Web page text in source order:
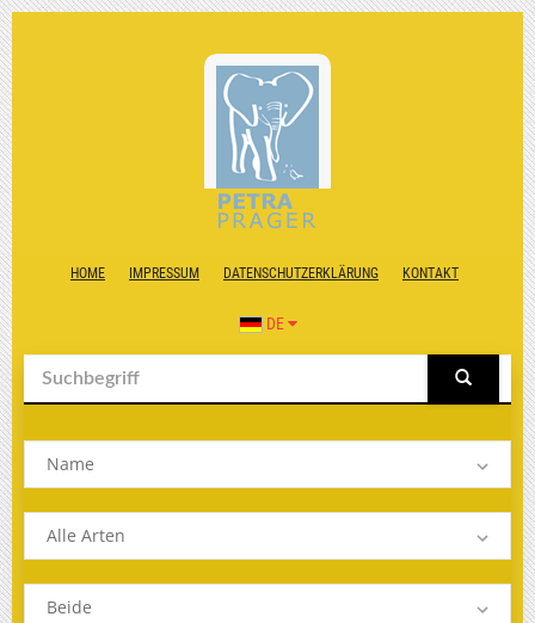
HOME IMPRESSUM DATENSCHUTZERKLÄRUNG KONTAKT
DE
Name
Alle Arten
Beide